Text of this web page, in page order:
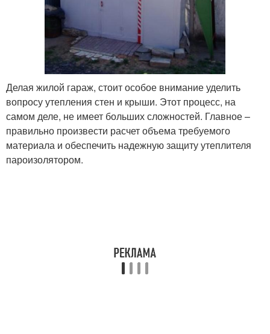
Делая жилой гараж, стоит особое внимание уделить
вопросу утепления стен и крыши. Этот процесс, на
самом деле, не имеет больших сложностей. Главное –
правильно произвести расчет объема требуемого
материала и обеспечить надежную защиту утеплителя
пароизолятором.